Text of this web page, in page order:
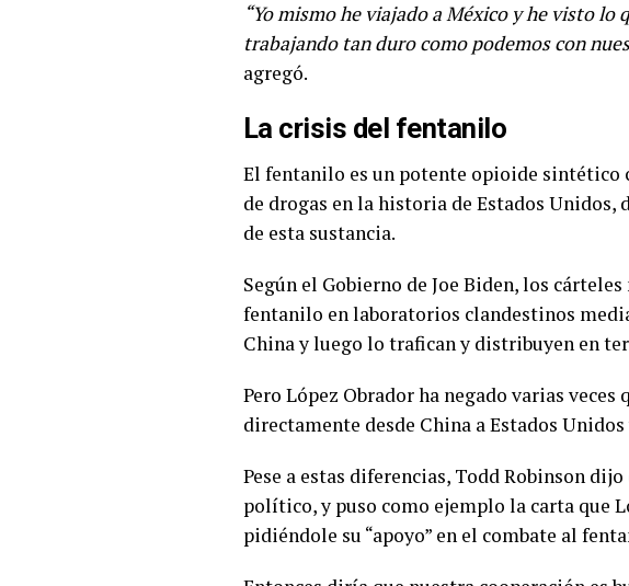
“Yo mismo he viajado a México y he visto
trabajando tan duro como podemos con
agregó.
La crisis del fentanilo
El fentanilo es un potente opioide sintético
de drogas en la historia de Estados Unidos,
de esta sustancia.
Según el Gobierno de Joe Biden, los
fentanilo en laboratorios clandestinos
China y luego lo trafican y distribuyen en
Pero López Obrador ha negado varias
directamente desde China a Estados
Pese a estas diferencias, Todd Robinson
político, y puso como ejemplo la carta que
pidiéndole su “apoyo” en el combate al